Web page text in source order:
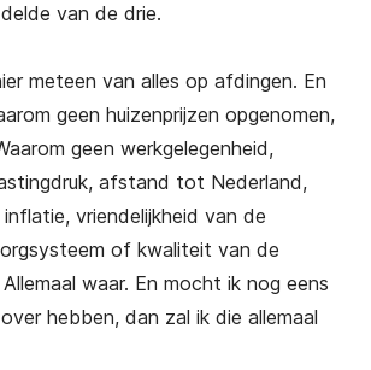
van de drie.
meteen van alles op afdingen. En
geen huizenprijzen opgenomen,
geen werkgelegenheid,
afstand tot Nederland,
vriendelijkheid van de
of kwaliteit van de
waar. En mocht ik nog eens
hebben, dan zal ik die allemaal